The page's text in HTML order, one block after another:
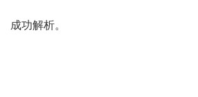
成功解析。